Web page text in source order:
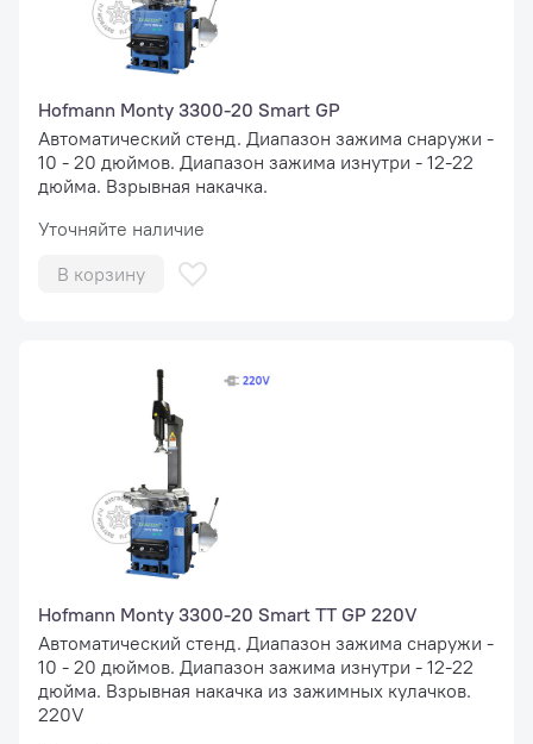
Hofmann Monty 3300-20 Smart GP
Автоматический стенд. Диапазон зажима снаружи -
10 - 20 дюймов. Диапазон зажима изнутри - 12-22
дюйма. Взрывная накачка.
Уточняйте наличие
В корзину
Hofmann Monty 3300-20 Smart TT GP 220V
Автоматический стенд. Диапазон зажима снаружи -
10 - 20 дюймов. Диапазон зажима изнутри - 12-22
дюйма. Взрывная накачка из зажимных кулачков.
220V